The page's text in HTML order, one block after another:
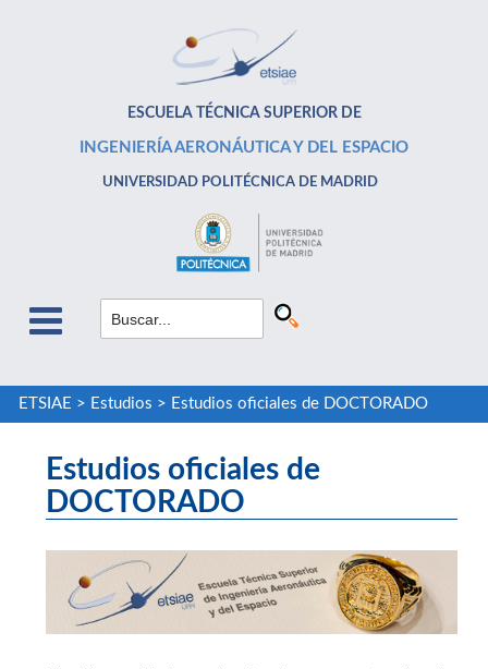
ESCUELA TÉCNICA SUPERIOR DE
INGENIERÍA AERONÁUTICA Y DEL ESPACIO
UNIVERSIDAD POLITÉCNICA DE MADRID
ETSIAE > Estudios > Estudios oficiales de DOCTORADO
Estudios oficiales de
DOCTORADO